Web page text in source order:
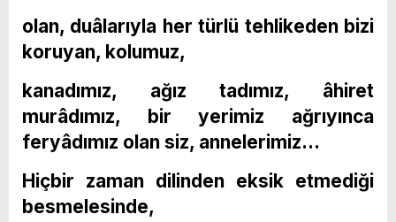
olan, duâlarıyla her türlü tehlikeden bizi
koruyan, kolumuz,
kanadımız, ağız tadımız, âhiret
murâdımız, bir yerimiz ağrıyınca
feryâdımız olan siz, annelerimiz…
Hiçbir zaman dilinden eksik etmediği
besmelesinde,